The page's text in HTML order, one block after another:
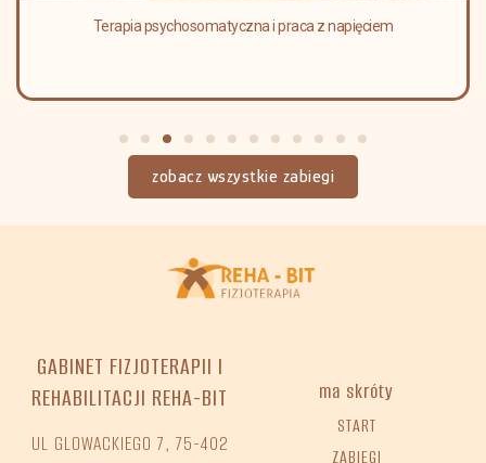
Terapia psychosomatyczna i praca z napięciem
zobacz wszystkie zabiegi
GABINET FIZJOTERAPII I
REHABILITACJI REHA-BIT
UL GLOWACKIEGO 7, 75-402
ma skróty
START
ZABIEGI